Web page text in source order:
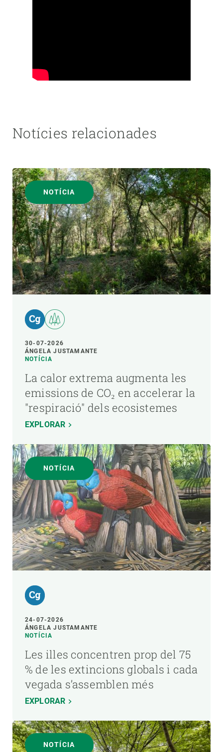
Notícies relacionades
NOTÍCIA
30-07-2026
ÁNGELA JUSTAMANTE
NOTÍCIA
La calor extrema augmenta les
emissions de CO₂ en accelerar la
"respiració" dels ecosistemes
EXPLORAR
NOTÍCIA
24-07-2026
ÁNGELA JUSTAMANTE
NOTÍCIA
Les illes concentren prop del 75
% de les extincions globals i cada
vegada s’assemblen més
EXPLORAR
NOTÍCIA